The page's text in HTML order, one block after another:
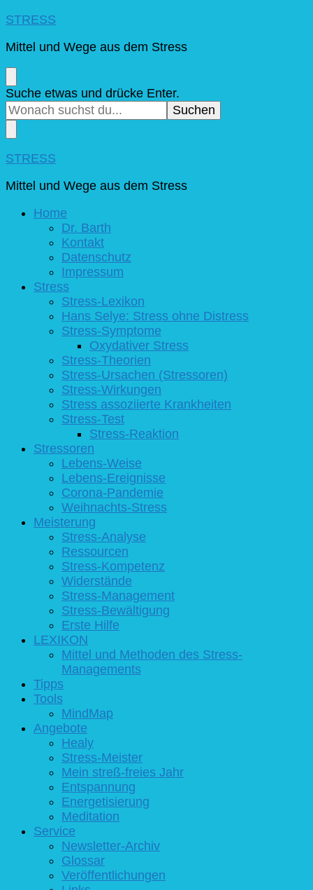
STRESS
Mittel und Wege aus dem Stress
Suchst
du
nach
etwas?
Suche etwas und drücke Enter.
STRESS
Mittel und Wege aus dem Stress
Home
Dr. Barth
Kontakt
Datenschutz
Impressum
Stress
Stress-Lexikon
Hans Selye: Stress ohne Distress
Stress-Symptome
Oxydativer Stress
Stress-Theorien
Stress-Ursachen (Stressoren)
Stress-Wirkungen
Stress assoziierte Krankheiten
Stress-Test
Stress-Reaktion
Stressoren
Lebens-Weise
Lebens-Ereignisse
Corona-Pandemie
Weihnachts-Stress
Meisterung
Stress-Analyse
Ressourcen
Stress-Kompetenz
Widerstände
Stress-Management
Stress-Bewältigung
Erste Hilfe
LEXIKON
Mittel und Methoden des Stress-
Managements
Tipps
Tools
MindMap
Angebote
Healy
Stress-Meister
Mein streß-freies Jahr
Entspannung
Energetisierung
Meditation
Service
Newsletter-Archiv
Glossar
Veröffentlichungen